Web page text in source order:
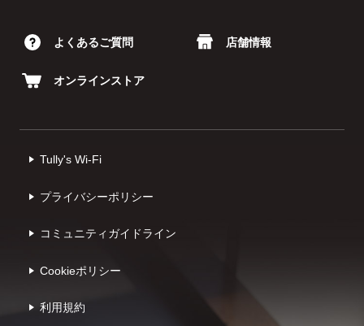
よくあるご質問 店舗情報
オンラインストア
Tully's Wi-Fi
プライバシーポリシー
コミュニティガイドライン
Cookieポリシー
利⽤規約